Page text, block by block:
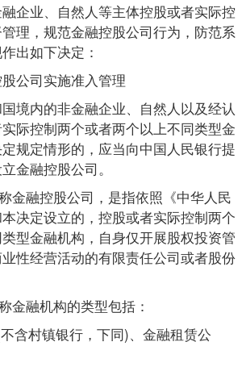
业、自然人等主体控股或者实际控
理，规范金融控股公司行为，防范系
出如下决定：
公司实施准入管理
内的非金融企业、自然人以及经认
际控制两个或者两个以上不同类型金
规定情形的，应当向中国人民银行提
金融控股公司。
融控股公司，是指依照《中华人民
决定设立的，控股或者实际控制两个
型金融机构，自身仅开展股权投资管
性经营活动的有限责任公司或者股份
融机构的类型包括：
村镇银行，下同)、金融租赁公